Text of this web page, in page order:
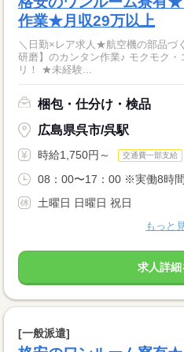
作業★月収29万以上
＼日勤×レア求人★航空機の部品づ
研磨】のカンタン作業♪ モクモク
リ！ ★未経験...
梱包・仕分け・検品
広島県呉市/呉駅
時給1,750円～ 交通費一部支給
08：00〜17：00 ※実働8時
土曜日 日曜日 祝日
もっと
求人詳細
[一般派遣]